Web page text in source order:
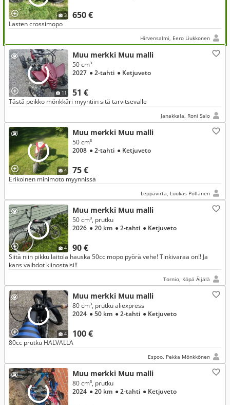
3 650 €
Lasten crossimopo
Hirvensalmi, Eero Liukkonen
11
Muu merkki Muu malli
51 €
50 cm³
2027 ● 2-tahti ● Ketjuveto
Tästä peikko mönkkäri myyntiin sitä tarvitsevalle
Janakkala, Roni Salo
4
Muu merkki Muu malli
75 €
50 cm³
2008 ● 2-tahti ● Ketjuveto
Erikoinen minimoto myynnissä
Leppävirta, Luukas Pöllänen
4
Muu merkki Muu malli
90 €
50 cm³, prutku
2026 ● 20 km ● 2-tahti ● Ketjuveto
Siitä niin pikku laitola hauska 50cc mopo pyörä vehe! Tinkivaraa on!! Ja
kans vaihdot kiinostaisi!!
Tornio, Köpä Äijälä
4
Muu merkki Muu malli
100 €
80 cm³, prutku aliexpress
2024 ● 50 km ● 2-tahti ● Ketjuveto
80cc prutku HALVALLA
Espoo, Pekka Mönkkönen
Muu merkki Muu malli
80 cm³, prutku
2024 ● 20 km ● 2-tahti ● Ketjuveto